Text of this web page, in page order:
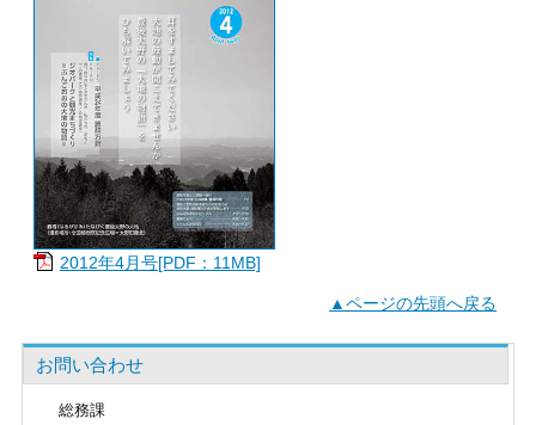
2012年4月号[PDF：11MB]
▲ページの先頭へ戻る
お問い合わせ
総務課